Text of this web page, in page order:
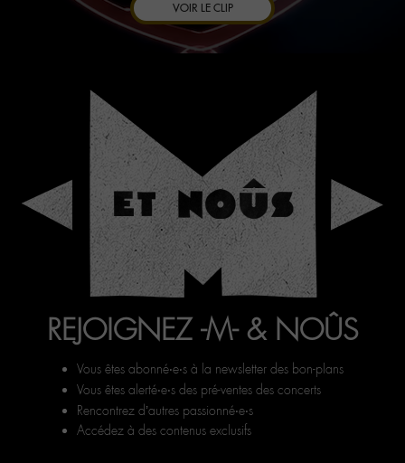
VOIR LE CLIP
REJOIGNEZ -M- & NOÛS
Vous êtes abonné‧e‧s à la newsletter des bon-plans
Vous êtes alerté‧e‧s des pré-ventes des concerts
Rencontrez d’autres passionné‧e‧s
Accédez à des contenus exclusifs